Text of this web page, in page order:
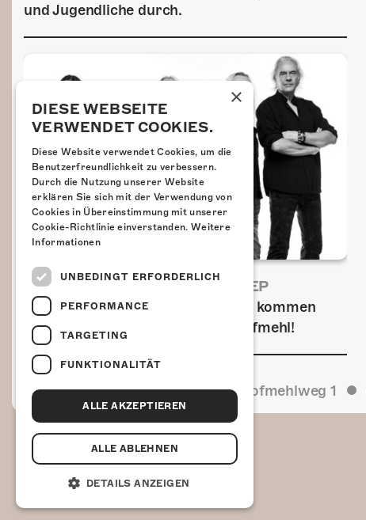
und Jugendliche durch.
FRISCH BESTÄTIGT: URIAH HEEP
Am Sonntag, 15. November 2026 kommen
Uriah Heep in die Kulturfabrik Kofmehl!
Kulturfabrik Kofmehl Kofmehlweg 1
×
DIESE WEBSEITE
VERWENDET COOKIES.
Diese Website verwendet Cookies, um die
Benutzerfreundlichkeit zu verbessern.
Durch die Nutzung unserer Website
erklären Sie sich mit der Verwendung von
Cookies in Übereinstimmung mit unserer
Cookie-Richtlinie einverstanden. Weitere
Informationen
UNBEDINGT ERFORDERLICH
PERFORMANCE
TARGETING
FUNKTIONALITÄT
ALLE AKZEPTIEREN
ALLE ABLEHNEN
DETAILS ANZEIGEN